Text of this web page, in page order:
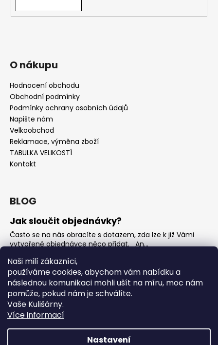
Naši milí zákazníci,
používáme cookies, abychom vám nabídku a
následnou komunikaci mohli ušít na míru, moc nám
pomůže, pokud nám je schválíte.
Vaše Kulišárny.
Více informací
Nastavení
O nákupu
Hodnocení obchodu
Obchodní podmínky
Podmínky ochrany osobních údajů
Napište nám
Velkoobchod
Reklamace, výměna zboží
TABULKA VELIKOSTÍ
Kontakt
BLOG
Jak sloučit objednávky?
Často se na nás obracíte s dotazem, zda lze k již Vámi
vytvořené objednávce něco přidat. An...
Jak vybrat rostoucí overal na jaro?
Nejčastější otázka, kterou od Vás teď dostáváme je, jak
vybrat rostoucí overal na nadcházející jarní...
OVERALY jaké jsou mezi nimi rozdíly
Overaly jsou velmi oblíbeným kouskem. Snadno se
oblékají, nevykasávají se a přebalování je hračka. ...